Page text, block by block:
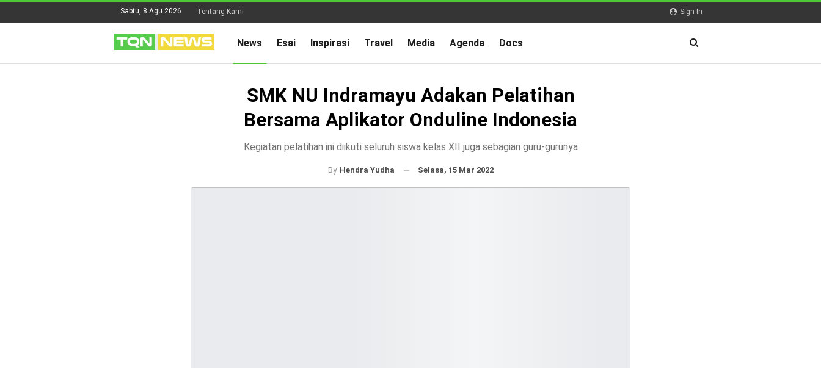
Sign In
Sabtu, 8 Agu 2026 Tentang Kami
News Esai Inspirasi Travel Media Agenda Docs
SMK NU Indramayu Adakan Pelatihan
Bersama Aplikator Onduline Indonesia
Kegiatan pelatihan ini diikuti seluruh siswa kelas XII juga sebagian guru-gurunya
By Hendra Yudha Selasa, 15 Mar 2022